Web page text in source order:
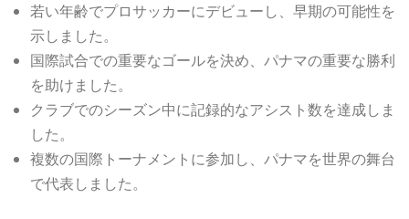
若い年齢でプロサッカーにデビューし、早期の可能性を
示しました。
国際試合での重要なゴールを決め、パナマの重要な勝利
を助けました。
クラブでのシーズン中に記録的なアシスト数を達成しま
した。
複数の国際トーナメントに参加し、パナマを世界の舞台
で代表しました。